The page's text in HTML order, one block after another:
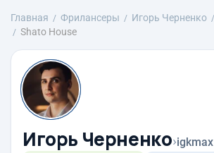
Главная Фрилансеры Игорь Черненко
Shato House
Игорь Черненко›igkmax